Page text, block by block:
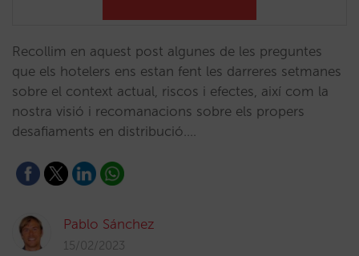
Recollim en aquest post algunes de les preguntes
que els hotelers ens estan fent les darreres setmanes
sobre el context actual, riscos i efectes, així com la
nostra visió i recomanacions sobre els propers
desafiaments en distribució.…
Pablo Sánchez
15/02/2023